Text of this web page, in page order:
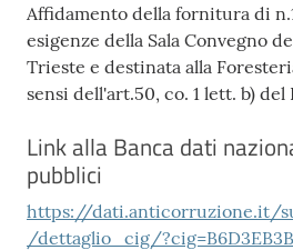
Affidamento della fornitura di
esigenze della Sala Convegno
Trieste e destinata alla
sensi dell'art.50, co. 1 lett. b)
Link alla Banca dati
pubblici
https://dati.anticorruzione.it/
/dettaglio_cig/